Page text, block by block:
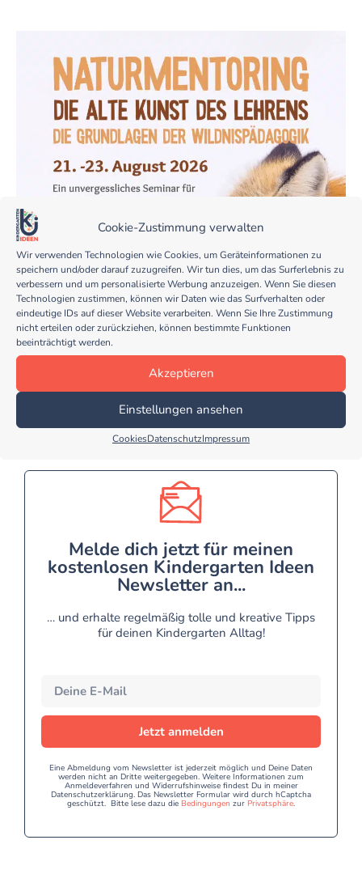
Cookie-Zustimmung verwalten
Wir verwenden Technologien wie Cookies, um Geräteinformationen zu
speichern und/oder darauf zuzugreifen. Wir tun dies, um das Surferlebnis zu
verbessern und um personalisierte Werbung anzuzeigen. Wenn Sie diesen
Technologien zustimmen, können wir Daten wie das Surfverhalten oder
eindeutige IDs auf dieser Website verarbeiten. Wenn Sie Ihre Zustimmung
nicht erteilen oder zurückziehen, können bestimmte Funktionen
beeinträchtigt werden.
Akzeptieren
Einstellungen ansehen
CookiesDatenschutzImpressum
Melde dich jetzt für meinen
kostenlosen Kindergarten Ideen
Newsletter an...
… und erhalte regelmäßig tolle und kreative Tipps
für deinen Kindergarten Alltag!
Jetzt anmelden
Eine Abmeldung vom Newsletter ist jederzeit möglich und Deine Daten
werden nicht an Dritte weitergegeben. Weitere Informationen zum
Anmeldeverfahren und Widerrufshinweise findest Du in meiner
Datenschutzerklärung. Das Newsletter Formular wird durch hCaptcha
geschützt. Bitte lese dazu die Bedingungen zur Privatsphäre.